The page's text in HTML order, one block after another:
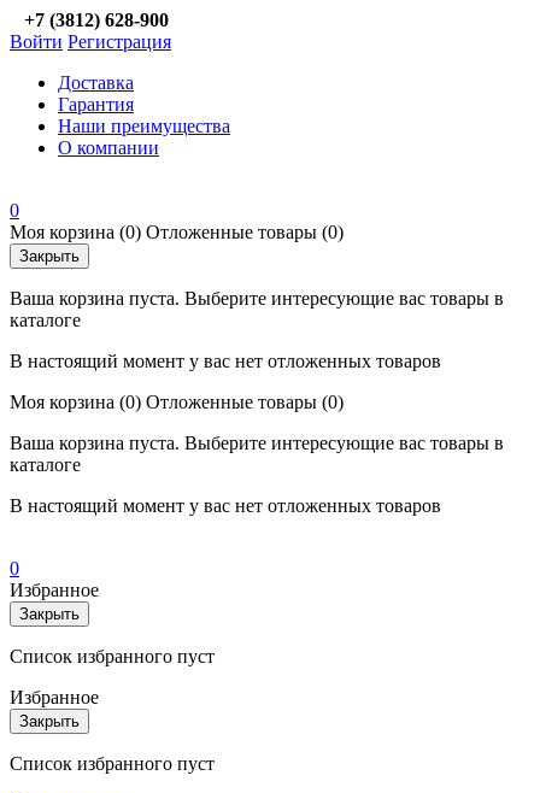
+7 (3812) 628-900
Войти Регистрация
Доставка
Гарантия
Наши преимущества
О компании
0
Моя корзина (0) Отложенные товары (0)
Закрыть
Ваша корзина пуста. Выберите интересующие вас товары в
каталоге
В настоящий момент у вас нет отложенных товаров
Моя корзина (0) Отложенные товары (0)
Ваша корзина пуста. Выберите интересующие вас товары в
каталоге
В настоящий момент у вас нет отложенных товаров
0
Избранное
Закрыть
Список избранного пуст
Избранное
Закрыть
Список избранного пуст